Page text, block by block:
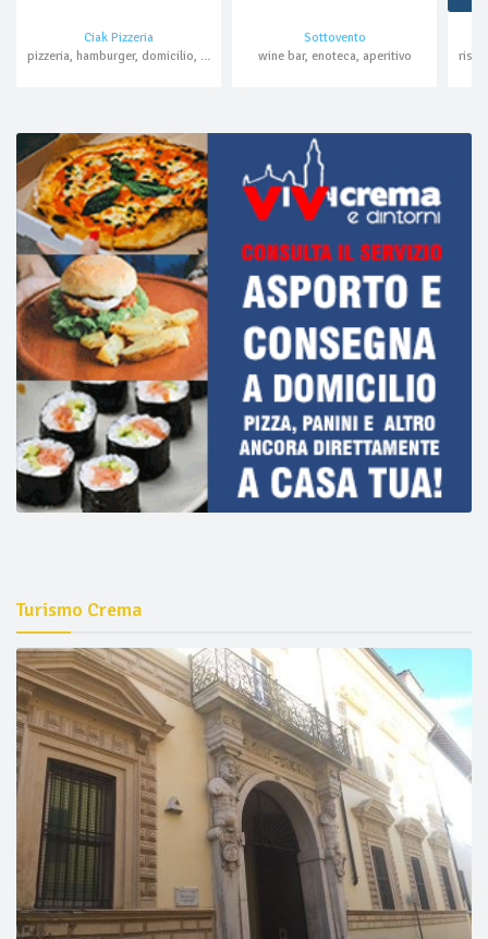
Ciak Pizzeria
pizzeria, hamburger, domicilio, asporto
Sottovento
wine bar, enoteca, aperitivo
Turismo Crema